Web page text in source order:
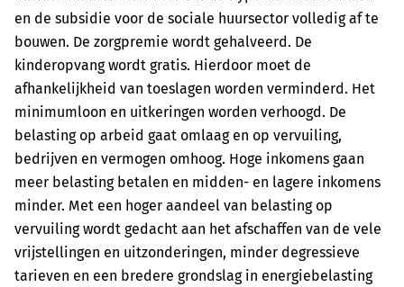
en de subsidie voor de sociale huursector volledig af te
bouwen. De zorgpremie wordt gehalveerd. De
kinderopvang wordt gratis. Hierdoor moet de
afhankelijkheid van toeslagen worden verminderd. Het
minimumloon en uitkeringen worden verhoogd. De
belasting op arbeid gaat omlaag en op vervuiling,
bedrijven en vermogen omhoog. Hoge inkomens gaan
meer belasting betalen en midden- en lagere inkomens
minder. Met een hoger aandeel van belasting op
vervuiling wordt gedacht aan het afschaffen van de vele
vrijstellingen en uitzonderingen, minder degressieve
tarieven en een bredere grondslag in energiebelasting